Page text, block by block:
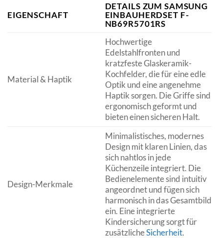
EIGENSCHAFT
DETAILS ZUM SAMSUNG
EINBAUHERDSET F-
NB69R5701RS
Material & Haptik
Hochwertige
Edelstahlfronten und
kratzfeste Glaskeramik-
Kochfelder, die für eine edle
Optik und eine angenehme
Haptik sorgen. Die Griffe sind
ergonomisch geformt und
bieten einen sicheren Halt.
Design-Merkmale
Minimalistisches, modernes
Design mit klaren Linien, das
sich nahtlos in jede
Küchenzeile integriert. Die
Bedienelemente sind intuitiv
angeordnet und fügen sich
harmonisch in das Gesamtbild
ein. Eine integrierte
Kindersicherung sorgt für
zusätzlicheSicherheit.